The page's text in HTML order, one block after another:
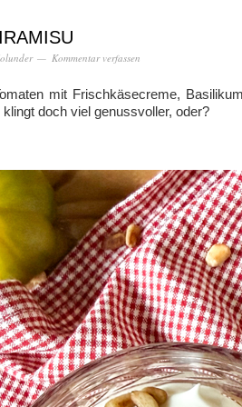
Kommentar verfassen
mit Frischkäsecreme,
doch viel genussvoller, oder?